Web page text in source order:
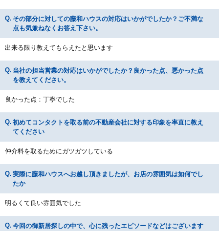
その部分に対しての藤和ハウスの対応はいかがでしたか？ご不満な
点も気兼ねなくお答え下さい。
出来る限り教えてもらえたと思います
当社の担当営業の対応はいかがでしたか？良かった点、悪かった点
を教えてください。
良かった点：丁寧でした
初めてコンタクトを取る前の不動産会社に対する印象を率直に教え
てください
仲介料を取るためにガツガツしている
実際に藤和ハウスへお越し頂きましたが、お店の雰囲気は如何でし
たか
明るくて良い雰囲気でした
今回の御新居探しの中で、心に残ったエピソードなどはございます